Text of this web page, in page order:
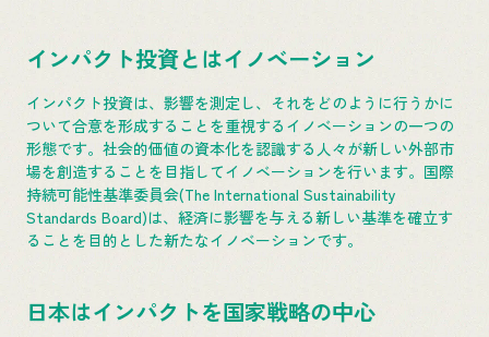
インパクト投資とはイノベーション
インパクト投資は、影響を測定し、それをどのように行うかに
ついて合意を形成することを重視するイノベーションの一つの
形態です。社会的価値の資本化を認識する人々が新しい外部市
場を創造することを目指してイノベーションを行います。国際
持続可能性基準委員会(The International Sustainability
Standards Board)は、経済に影響を与える新しい基準を確立す
ることを目的とした新たなイノベーションです。
日本はインパクトを国家戦略の中心